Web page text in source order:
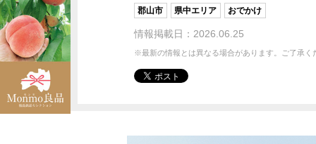
郡山市 県中エリア おでかけ
情報掲載日：2026.06.25
※最新の情報とは異なる場合があります。ご了承く